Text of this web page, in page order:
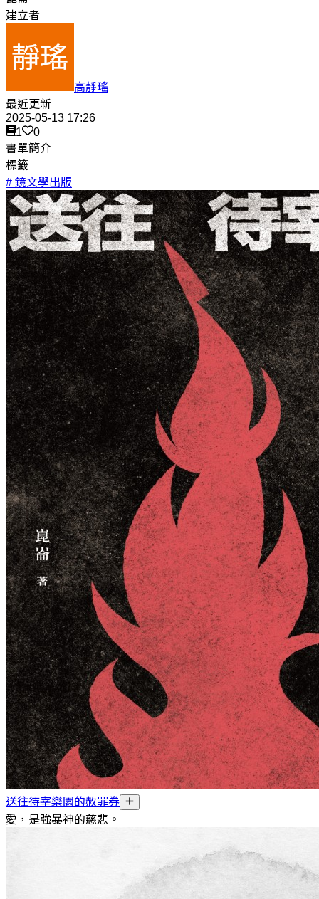
建立者
高靜瑤
最近更新
2025-05-13 17:26
1
0
書單簡介
標籤
# 鏡文學出版
送往待宰樂園的赦罪券
愛，是強暴神的慈悲。